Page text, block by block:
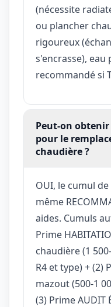
(nécessite
ou plancher
rigoureux
s'encrasse), eau
recommandé si
Peut-on
pour le
chaudière ?
OUI, le cumul
même
aides. Cumuls
Prime
chaudière (1
R4 et type) + (2)
mazout (500-1
(3) Prime AUDIT